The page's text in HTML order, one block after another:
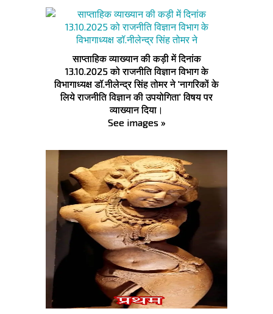
साप्ताहिक व्याख्यान की कड़ी में दिनांक
13.10.2025 को राजनीति विज्ञान विभाग के
विभागाध्यक्ष डॉ.नीलेन्द्र सिंह तोमर ने 'नागरिकों के
लिये राजनीति विज्ञान की उपयोगिता' विषय पर
व्याख्यान दिया।
See images »